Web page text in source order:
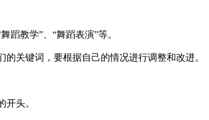
蹈教学”、“舞蹈表演”等。
关键词，要根据自己的情况进行调整和改进。
头。